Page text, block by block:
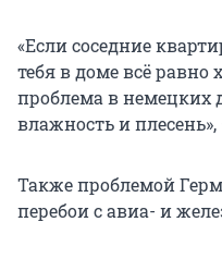
«Если соседние
тебя в доме всё равно
проблема в немецких
влажность и
Также проблемой
перебои с авиа- и